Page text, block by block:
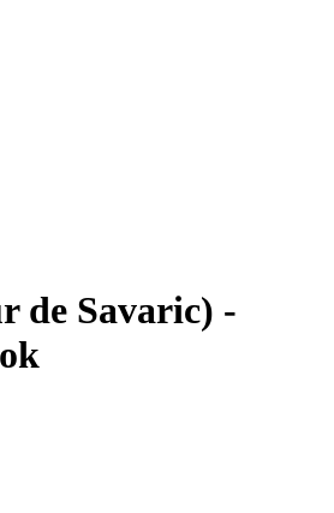
de Savaric) -